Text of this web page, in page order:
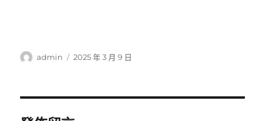
作
admin
發
2025 年 3 月 9 日